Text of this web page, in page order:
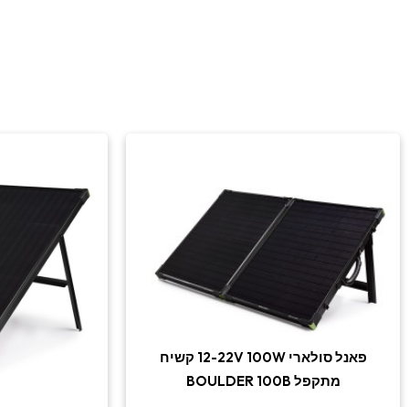
פאנל סולארי 12-22V 100W קשיח
מתקפל BOULDER 100B